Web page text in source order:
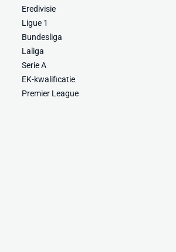
Eredivisie
Ligue 1
Bundesliga
Laliga
Serie A
EK-kwalificatie
Premier League